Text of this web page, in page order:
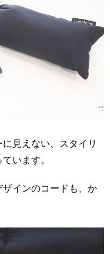
見えない、スタイリ
います。
インのコードも、か